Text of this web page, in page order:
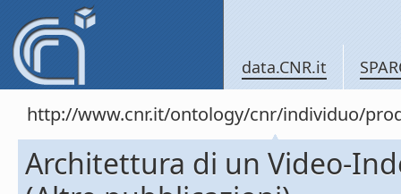
data.CNR.it
http://www.cnr.it/ontology/cnr/individuo/
Architettura di un Video-